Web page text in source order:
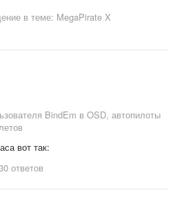
в теме: MegaPirate X
BindEm в OSD, автопилоты
вот так:
ответов